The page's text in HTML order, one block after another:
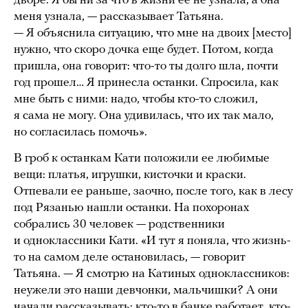
меня узнала, — рассказывает Татьяна.
— Я объяснила ситуацию, что мне на двоих [место]
нужно, что скоро дочка еще будет. Потом, когда
пришла, она говорит: что-то ты долго шла, почти
год прошел… Я принесла останки. Спросила, как
мне быть с ними: надо, чтобы кто-то сложил,
я сама не могу. Она удивилась, что их так мало,
но согласилась помочь».
В гроб к останкам Кати положили ее любимые
вещи: платья, игрушки, кисточки и краски.
Отпевали ее раньше, заочно, после того, как в лесу
под Рязанью нашли останки. На похоронах
собрались 30 человек — родственники
и одноклассники Кати. «И тут я поняла, что жизнь-
то на самом деле остановилась, — говорит
Татьяна. — Я смотрю на Катиных одноклассников:
неужели это наши девчонки, мальчишки? А они